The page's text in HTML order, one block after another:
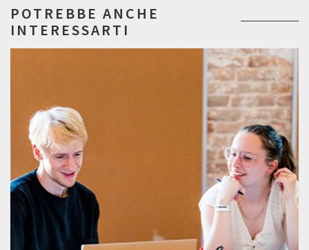
POTREBBE ANCHE
INTERESSARTI